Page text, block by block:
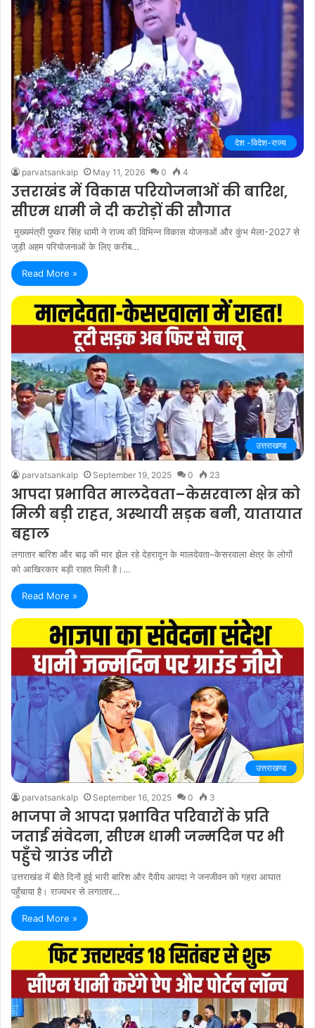
देश -विदेश-राज्य
parvatsankalp May 11, 2026 0 4
उत्तराखंड में विकास परियोजनाओं की बारिश,
सीएम धामी ने दी करोड़ों की सौगात
मुख्यमंत्री पुष्कर सिंह धामी ने राज्य की विभिन्न विकास योजनाओं और कुंभ मेला-2027 से
जुड़ी अहम परियोजनाओं के लिए करीब…
Read More »
उत्तराखण्ड
parvatsankalp September 19, 2025 0 23
आपदा प्रभावित मालदेवता–केसरवाला क्षेत्र को
मिली बड़ी राहत, अस्थायी सड़क बनी, यातायात
बहाल
लगातार बारिश और बाढ़ की मार झेल रहे देहरादून के मालदेवता–केसरवाला क्षेत्र के लोगों
को आखिरकार बड़ी राहत मिली है।…
Read More »
उत्तराखण्ड
parvatsankalp September 16, 2025 0 3
भाजपा ने आपदा प्रभावित परिवारों के प्रति
जताई संवेदना, सीएम धामी जन्मदिन पर भी
पहुँचे ग्राउंड जीरो
उत्तराखंड में बीते दिनों हुई भारी बारिश और दैवीय आपदा ने जनजीवन को गहरा आघात
पहुँचाया है। राज्यभर से लगातार…
Read More »